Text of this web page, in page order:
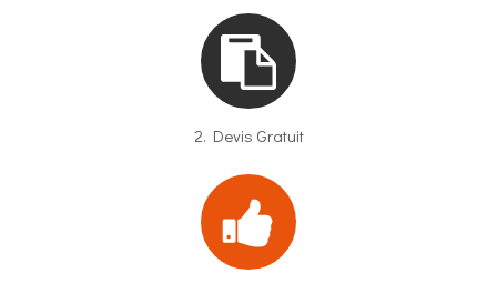
2. Devis Gratuit